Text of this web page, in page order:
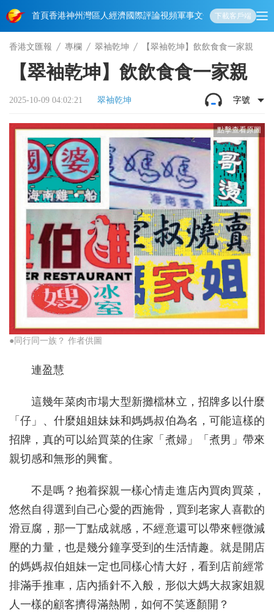
首頁香港神州 灣區人經濟國際評論視頻軍事文化 娛樂生活教育體
下載客戶端
香港文匯報 專欄 翠袖乾坤 【翠袖乾坤】飲飲食食一家親
【翠袖乾坤】飲飲食食一家親
2025-10-09 04:02:21 翠袖乾坤 字號
●同行同一族？ 作者供圖
連盈慧
這幾年菜肉市場大型新攤檔林立，招牌多以什麼
「仔」、什麼姐姐妹妹和媽媽叔伯為名，可能這樣的
招牌，真的可以給買菜的住家「煮婦」「煮男」帶來
親切感和無形的興奮。
不是嗎？抱着探親一樣心情走進店內買肉買菜，
悠然自得選到自己心愛的西施骨，買到老家人喜歡的
滑豆腐，那一丁點成就感，不經意還可以帶來輕微減
壓的力量，也是幾分鐘享受到的生活情趣。就是開店
的媽媽叔伯姐妹一定也同樣心情大好，看到店前經常
排滿手推車，店內插針不入般，形似大媽大叔家姐親
人一樣的顧客擠得滿熱閙，如何不笑逐顏開？